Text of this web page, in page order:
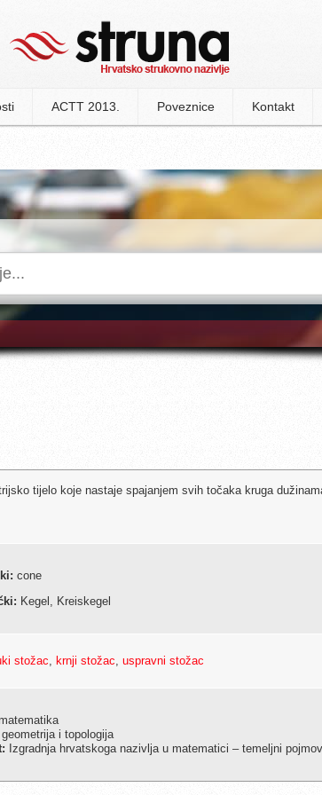
ACTT 2013. Poveznice Kontakt
tijelo koje nastaje spajanjem svih točaka kruga
cone
Kegel, Kreiskegel
stožac, krnji stožac, uspravni stožac
matematika
geometrija i topologija
Izgradnja hrvatskoga nazivlja u matematici – temeljni